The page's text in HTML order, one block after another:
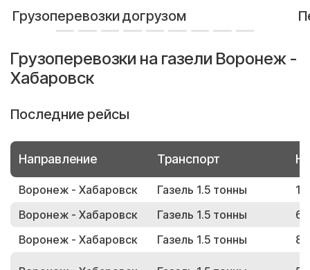
Грузоперевозки догрузом
Грузоперевозки на газели Воронеж -
Хабаровск
Последние рейсы
Направление Транспорт
Воронеж - Хабаровск Газель 1.5 тонны
Воронеж - Хабаровск
Газель 1.5 тонны
Воронеж - Хабаровск
Газель 1.5 тонны